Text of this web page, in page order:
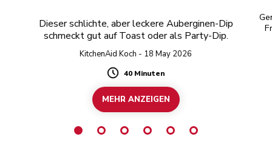
Dieser schlichte, aber leckere Auberginen-Dip
schmeckt gut auf Toast oder als Party-Dip.
KitchenAid Koch - 18 May 2026
Duration
40 Minuten
MEHR ANZEIGEN